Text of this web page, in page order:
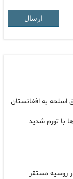
ارسال
به افغانستان
با تورم شدید
شمالی در روسیه مستقر